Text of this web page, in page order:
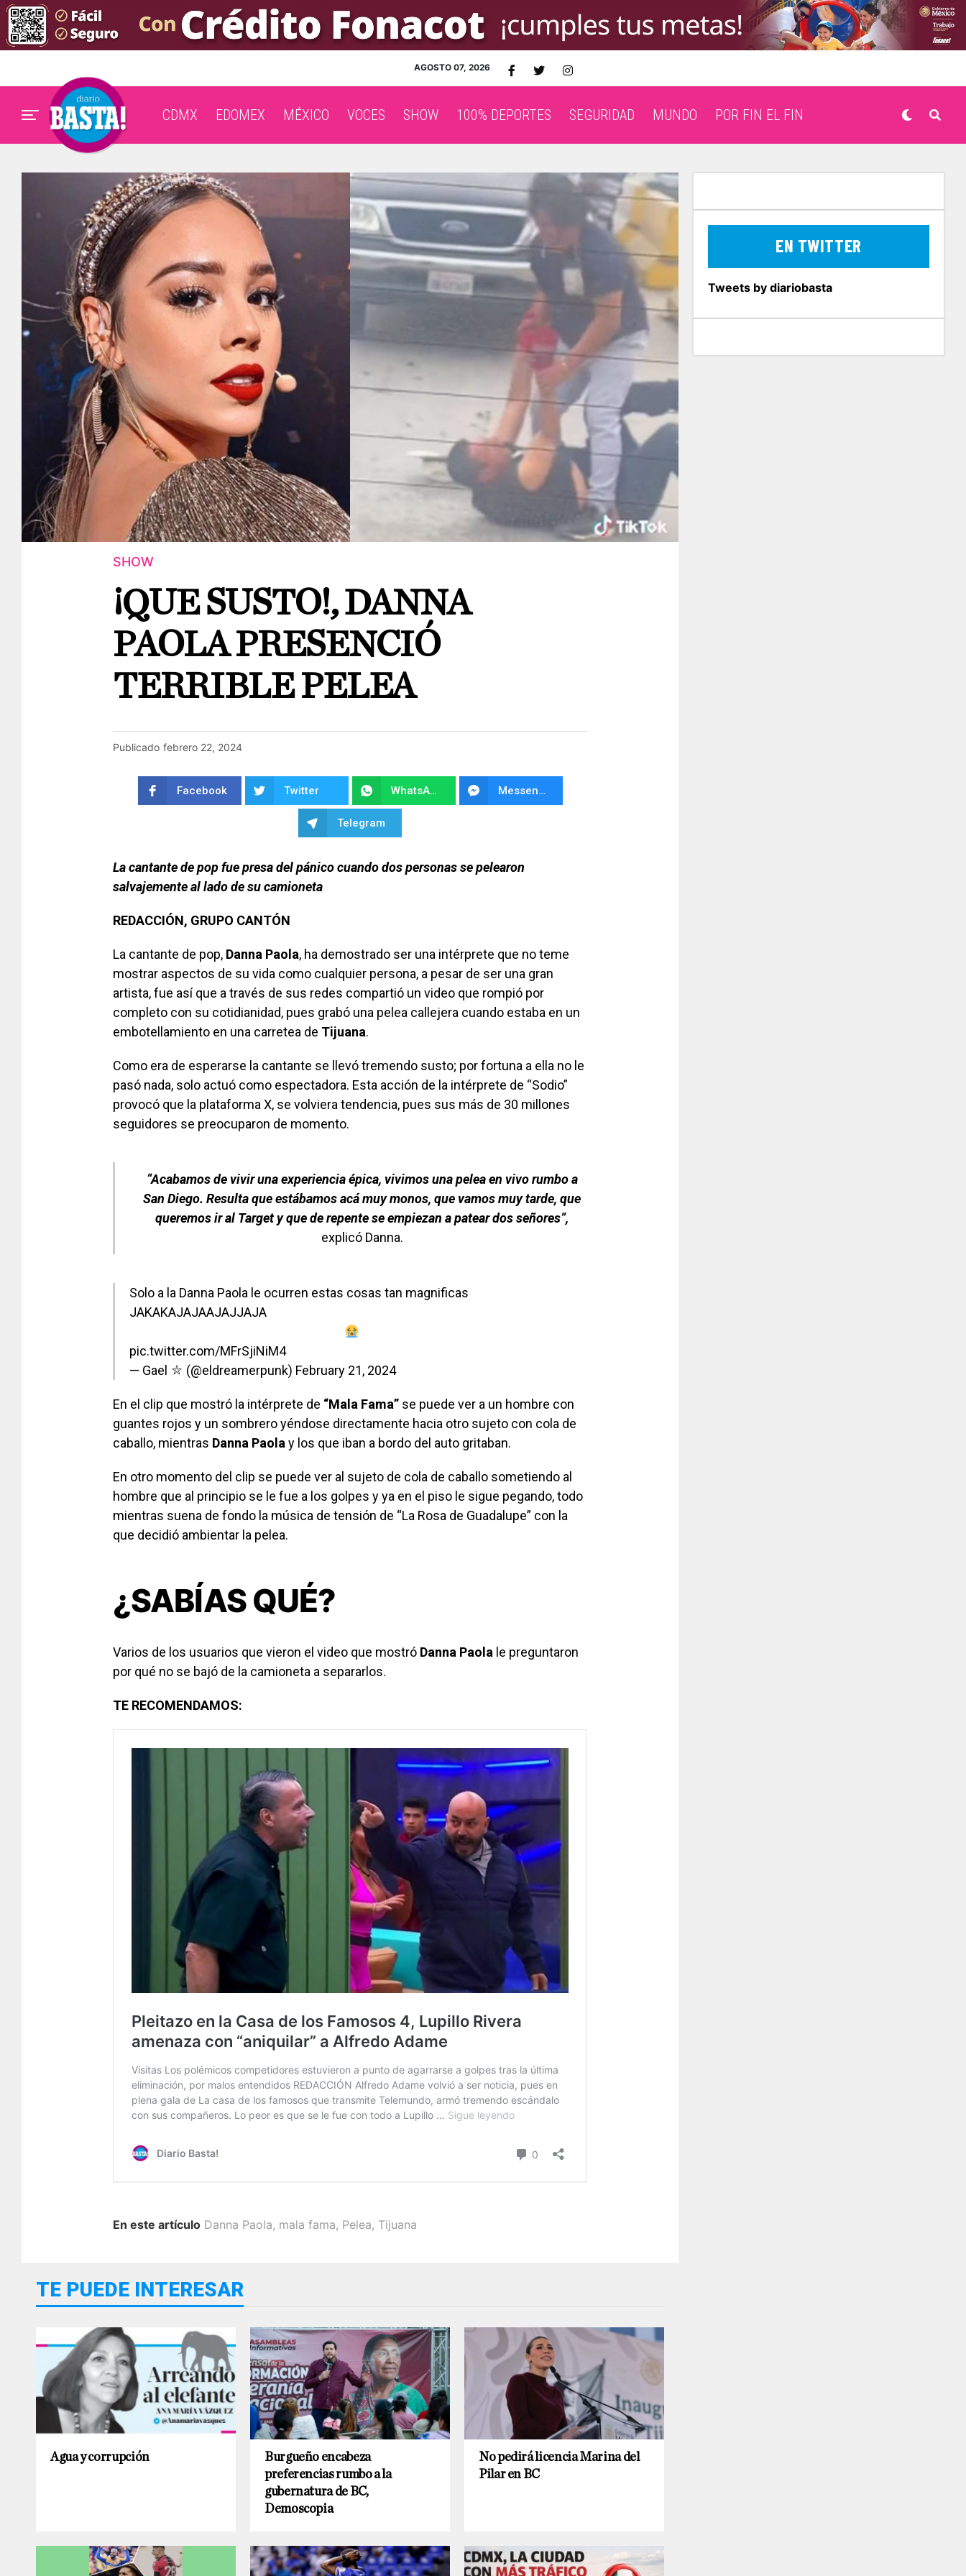
AGOSTO 07, 2026
CDMX EDOMEX MÉXICO VOCES SHOW 100% DEPORTES SEGURIDAD MUNDO POR FIN EL FIN
SHOW
¡QUE SUSTO!, DANNA
PAOLA PRESENCIÓ
TERRIBLE PELEA
Publicado febrero 22, 2024
Facebook Twitter WhatsApp Messenger
Telegram
La cantante de pop fue presa del pánico cuando dos personas se pelearon
salvajemente al lado de su camioneta
REDACCIÓN, GRUPO CANTÓN
La cantante de pop, Danna Paola, ha demostrado ser una intérprete que no teme
mostrar aspectos de su vida como cualquier persona, a pesar de ser una gran
artista, fue así que a través de sus redes compartió un video que rompió por
completo con su cotidianidad, pues grabó una pelea callejera cuando estaba en un
embotellamiento en una carretea de Tijuana.
Como era de esperarse la cantante se llevó tremendo susto; por fortuna a ella no le
pasó nada, solo actuó como espectadora. Esta acción de la intérprete de “Sodio”
provocó que la plataforma X, se volviera tendencia, pues sus más de 30 millones
seguidores se preocuparon de momento.
“Acabamos de vivir una experiencia épica, vivimos una pelea en vivo rumbo a
San Diego. Resulta que estábamos acá muy monos, que vamos muy tarde, que
queremos ir al Target y que de repente se empiezan a patear dos señores”,
explicó Danna.
Solo a la Danna Paola le ocurren estas cosas tan magnificas
JAKAKAJAJAAJAJJAJA
pic.twitter.com/MFrSjiNiM4
— Gael ⛥ (@eldreamerpunk) February 21, 2024
En el clip que mostró la intérprete de “Mala Fama” se puede ver a un hombre con
guantes rojos y un sombrero yéndose directamente hacia otro sujeto con cola de
caballo, mientras Danna Paola y los que iban a bordo del auto gritaban.
En otro momento del clip se puede ver al sujeto de cola de caballo sometiendo al
hombre que al principio se le fue a los golpes y ya en el piso le sigue pegando, todo
mientras suena de fondo la música de tensión de “La Rosa de Guadalupe” con la
que decidió ambientar la pelea.
¿SABÍAS QUÉ?
Varios de los usuarios que vieron el video que mostró Danna Paola le preguntaron
por qué no se bajó de la camioneta a separarlos.
TE RECOMENDAMOS:
En este artículo Danna Paola, mala fama, Pelea, Tijuana
TE PUEDE INTERESAR
Agua y corrupción
Burgueño encabeza
preferencias rumbo a la
gubernatura de BC,
Demoscopia
No pedirá licencia Marina del
Pilar en BC
EN TWITTER
Tweets by diariobasta